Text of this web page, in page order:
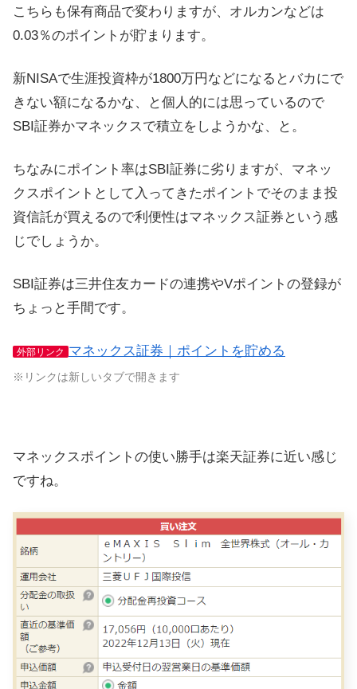
こちらも保有商品で変わりますが、オルカンなどは
0.03％のポイントが貯まります。
新NISAで生涯投資枠が1800万円などになるとバカにで
きない額になるかな、と個人的には思っているので
SBI証券かマネックスで積立をしようかな、と。
ちなみにポイント率はSBI証券に劣りますが、マネッ
クスポイントとして入ってきたポイントでそのまま投
資信託が買えるので利便性はマネックス証券という感
じでしょうか。
SBI証券は三井住友カードの連携やVポイントの登録が
ちょっと手間です。
外部リンク マネックス証券｜ポイントを貯める
※リンクは新しいタブで開きます
マネックスポイントの使い勝手は楽天証券に近い感じ
ですね。